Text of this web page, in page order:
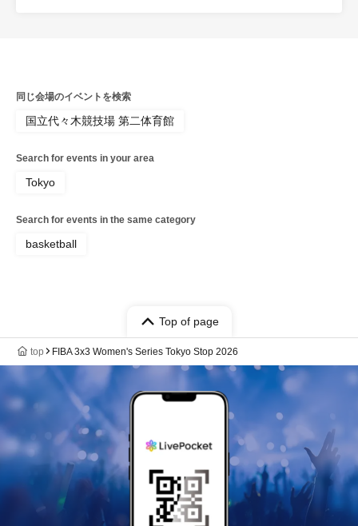
同じ会場のイベントを検索
国立代々木競技場 第二体育館
Search for events in your area
Tokyo
Search for events in the same category
basketball
Top of page
top FIBA 3x3 Women's Series Tokyo Stop 2026